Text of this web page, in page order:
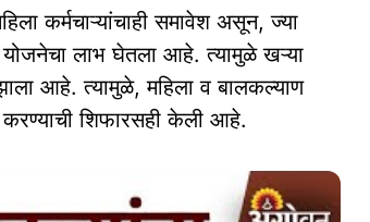
कर्मचाऱ्यांचाही समावेश असून, ज्या
योजनेचा लाभ घेतला आहे. त्यामुळे खऱ्या
आहे. त्यामुळे, महिला व बालकल्याण
करण्याची शिफारसही केली आहे.